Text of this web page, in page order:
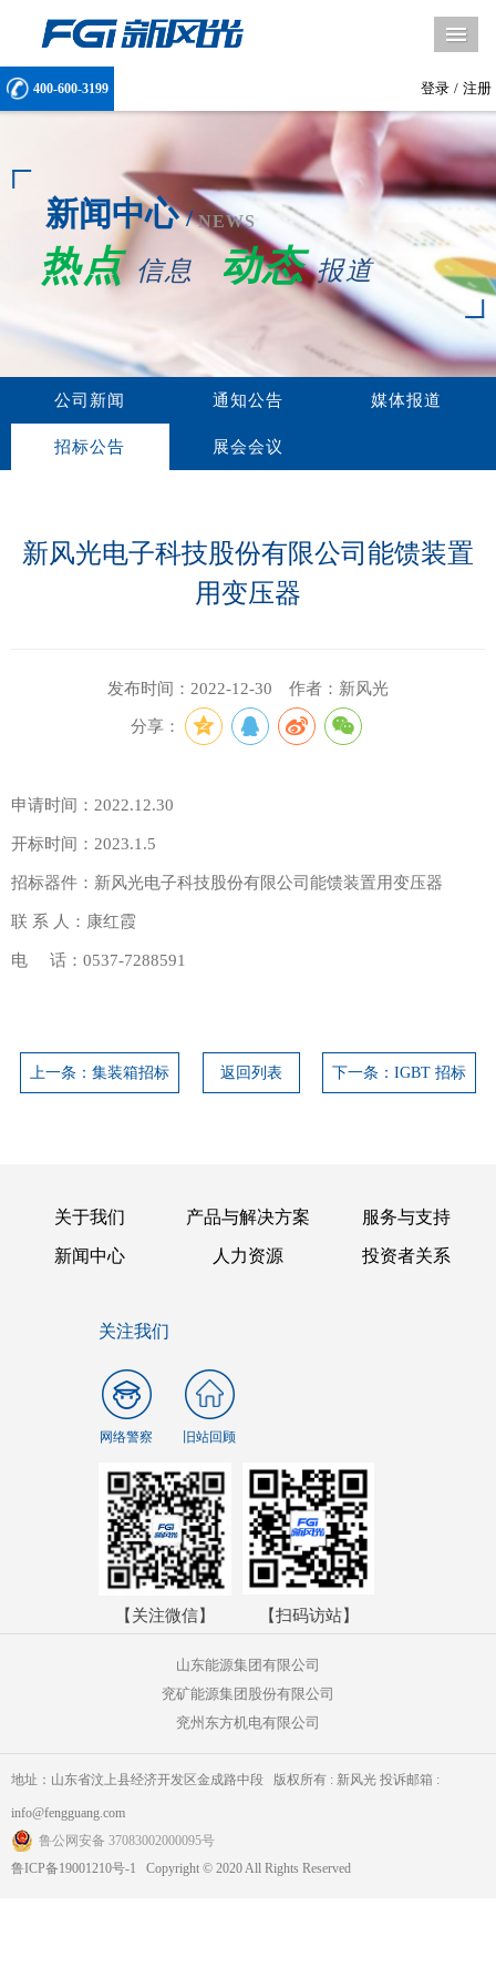
登录 / 注册
400-600-3199
新闻中心 / NEWS
热点 信息 动态 报道
公司新闻 通知公告 媒体报道
招标公告 展会会议
新风光电子科技股份有限公司能馈装置
用变压器
发布时间：2022-12-30 作者：新风光
分享：
申请时间：2022.12.30
开标时间：2023.1.5
招标器件：新风光电子科技股份有限公司能馈装置用变压器
联 系 人：康红霞
电 话：0537-7288591
上一条：集装箱招标 返回列表 下一条：IGBT 招标
关于我们 产品与解决方案 服务与支持
新闻中心 人力资源 投资者关系
关注我们
网络警察 旧站回顾
【关注微信】 【扫码访站】
山东能源集团有限公司
兖矿能源集团股份有限公司
兖州东方机电有限公司
地址：山东省汶上县经济开发区金成路中段 版权所有 : 新风光 投诉邮箱 :
info@fengguang.com
鲁公网安备 37083002000095号
鲁ICP备19001210号-1 Copyright © 2020 All Rights Reserved